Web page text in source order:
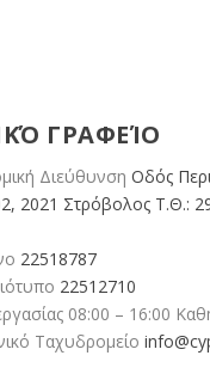
ΓΡΑΦΕΊΟ
Οδός
2021 Στρόβολος Τ.Θ.:
22518787
22512710
08:00 – 16:00